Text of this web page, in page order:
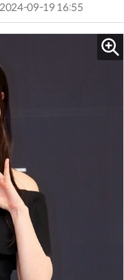
2024-09-19 16:55